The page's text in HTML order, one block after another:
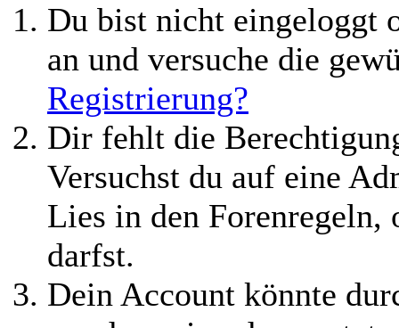
Du bist nicht eingeloggt
an und versuche die
Registrierung?
Dir fehlt die
Versuchst du auf eine
Lies in den Forenregeln,
darfst.
Dein Account könnte